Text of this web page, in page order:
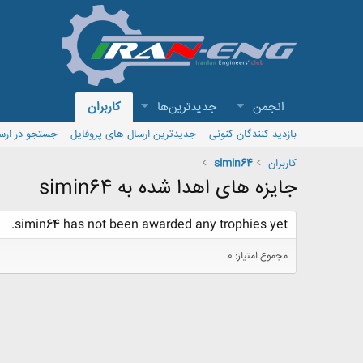
انجمن جدیدترین‌ها کاربران
بازدید کنندگان کنونی جدیدترین ارسال های پروفایل
جستجو در
کاربران
simin64
جایزه های اهدا شده به simin64
simin64 has not been awarded any trophies yet.
مجموع امتیاز: 0